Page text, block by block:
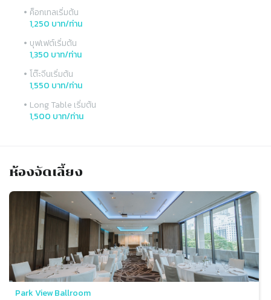
• ค็อกเทลเริ่มต้น
1,250 บาท/ท่าน
• บุฟเฟต์เริ่มต้น
1,350 บาท/ท่าน
• โต๊ะจีนเริ่มต้น
1,550 บาท/ท่าน
• Long Table เริ่มต้น
1,500 บาท/ท่าน
ห้องจัดเลี้ยง
Slide 1 of 1
Park View Ballroom